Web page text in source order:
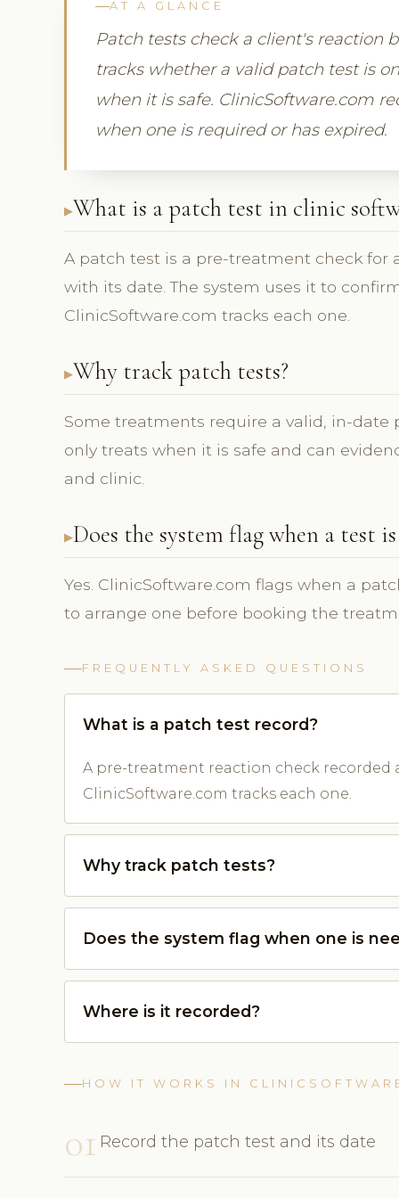
AT A GLANCE
Patch tests check a client's reaction
tracks whether a valid patch test is
when it is safe. ClinicSoftware.com
when one is required or has expired.
What is a patch test in clinic
A patch test is a pre-treatment check for
with its date. The system uses it to
ClinicSoftware.com tracks each one.
Why track patch tests?
Some treatments require a valid, in-
only treats when it is safe and can
and clinic.
Does the system flag when a test is
Yes. ClinicSoftware.com flags when a
to arrange one before booking the
FREQUENTLY ASKED QUESTIONS
What is a patch test record?
A pre-treatment reaction check
ClinicSoftware.com tracks each one.
Why track patch tests?
Does the system flag when one is
Where is it recorded?
HOW IT WORKS IN
01 Record the patch test and its date